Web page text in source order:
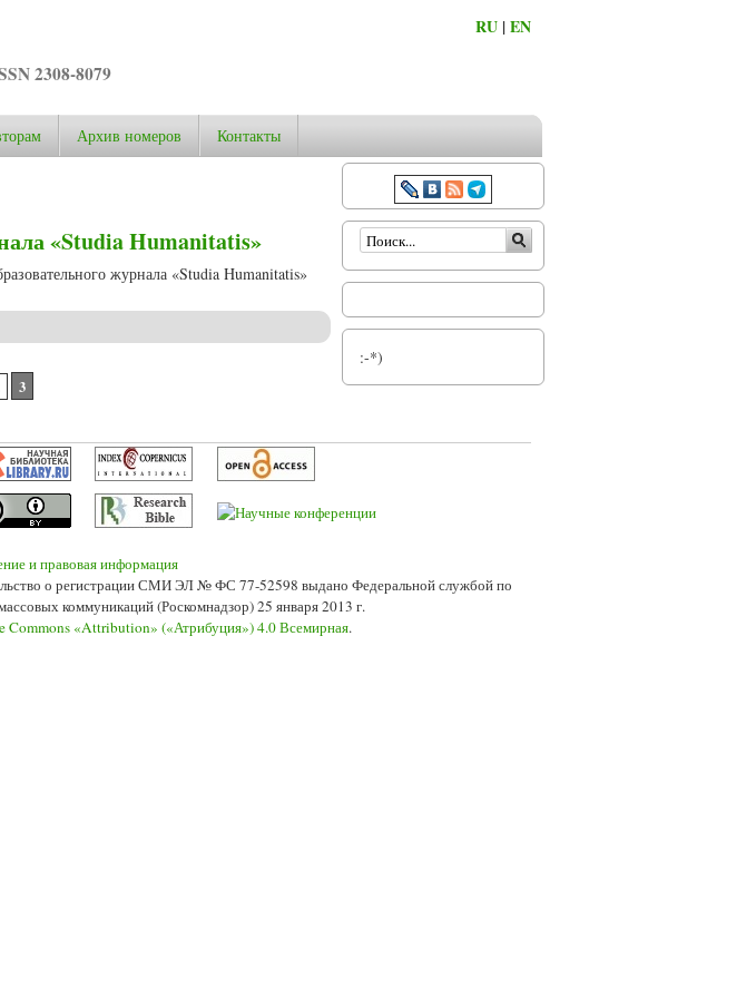
2308-8079
RU |EN
Архив номеров Контакты
«Studia Humanitatis»
журнала «Studia Humanitatis»
3
Форма поиска
:-*)
и правовая информация
о регистрации СМИ ЭЛ № ФС 77-52598 выдано Федеральной службой по
коммуникаций (Роскомнадзор) 25 января 2013 г.
Commons «Attribution» («Атрибуция») 4.0 Всемирная.